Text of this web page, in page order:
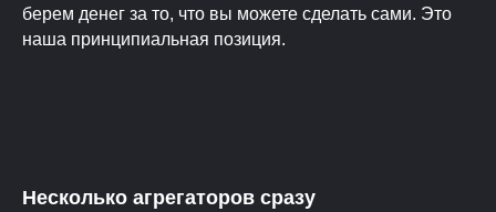
берем денег за то, что вы можете сделать сами. Это
наша принципиальная позиция.
Несколько агрегаторов сразу